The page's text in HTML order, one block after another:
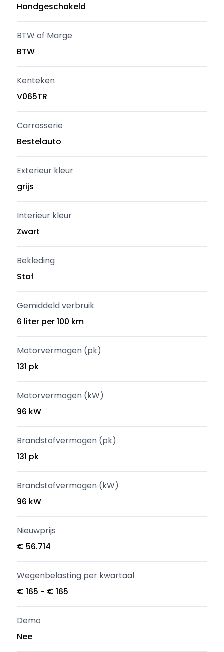
Handgeschakeld
BTW of Marge
BTW
Kenteken
V065TR
Carrosserie
Bestelauto
Exterieur kleur
grijs
Interieur kleur
Zwart
Bekleding
Stof
Gemiddeld verbruik
6 liter per 100 km
Motorvermogen (pk)
131 pk
Motorvermogen (kW)
96 kW
Brandstofvermogen (pk)
131 pk
Brandstofvermogen (kW)
96 kW
Nieuwprijs
€ 56.714
Wegenbelasting per kwartaal
€ 165 - € 165
Demo
Nee